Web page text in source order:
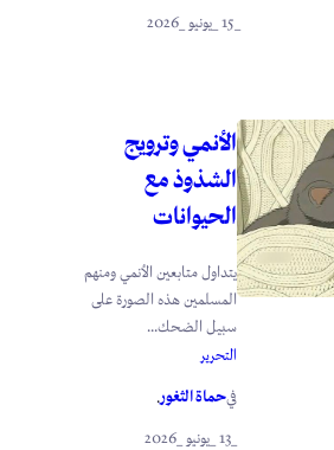
الأنمي وترويج
الشذوذ مع
الحيوانات
يتداول متابعين الأنمي ومنهم
المسلمين هذه الصورة على
سبيل الضحك...
التحرير
فيحماة الثغور.
_13 _يونيو _2026